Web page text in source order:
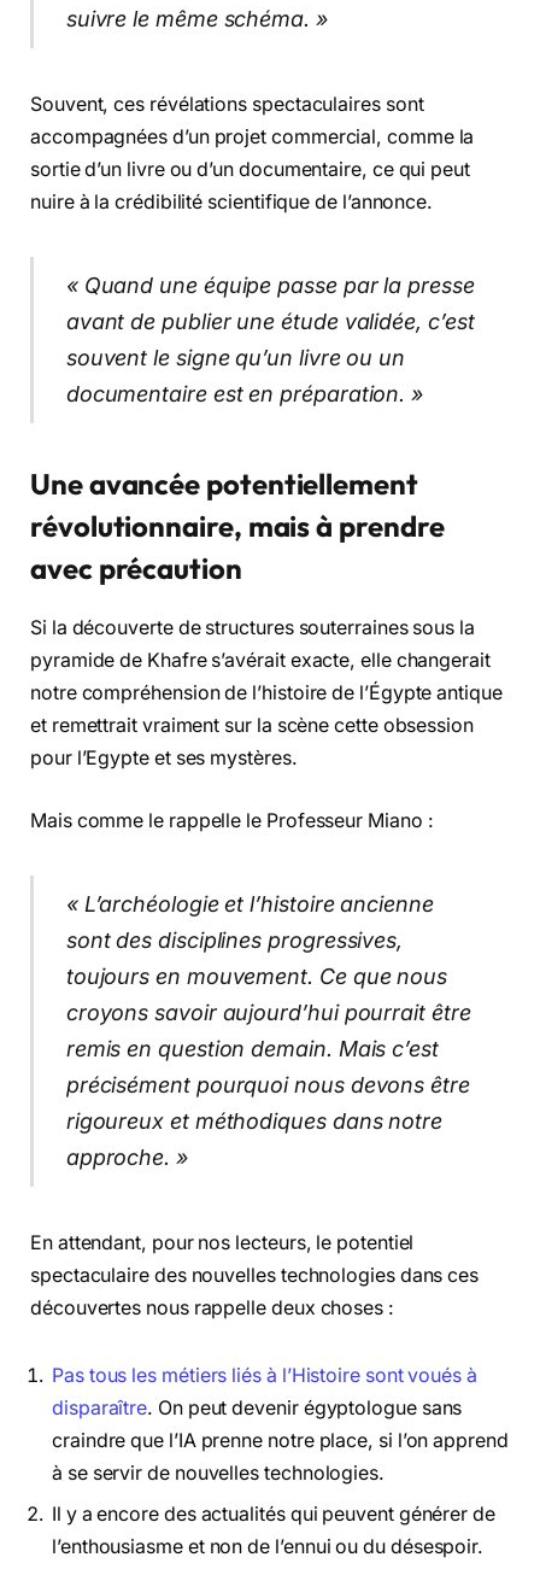
suivre le même schéma. »
Souvent, ces révélations spectaculaires sont
accompagnées d’un projet commercial, comme la
sortie d’un livre ou d’un documentaire, ce qui peut
nuire à la crédibilité scientifique de l’annonce.
« Quand une équipe passe par la presse
avant de publier une étude validée, c’est
souvent le signe qu’un livre ou un
documentaire est en préparation. »
Une avancée potentiellement
révolutionnaire, mais à prendre
avec précaution
Si la découverte de structures souterraines sous la
pyramide de Khafre s’avérait exacte, elle changerait
notre compréhension de l’histoire de l’Égypte antique
et remettrait vraiment sur la scène cette obsession
pour l’Egypte et ses mystères.
Mais comme le rappelle le Professeur Miano :
« L’archéologie et l’histoire ancienne
sont des disciplines progressives,
toujours en mouvement. Ce que nous
croyons savoir aujourd’hui pourrait être
remis en question demain. Mais c’est
précisément pourquoi nous devons être
rigoureux et méthodiques dans notre
approche. »
En attendant, pour nos lecteurs, le potentiel
spectaculaire des nouvelles technologies dans ces
découvertes nous rappelle deux choses :
Pas tous les métiers liés à l’Histoire sont voués à
disparaître. On peut devenir égyptologue sans
craindre que l’IA prenne notre place, si l’on apprend
à se servir de nouvelles technologies.
Il y a encore des actualités qui peuvent générer de
l’enthousiasme et non de l’ennui ou du désespoir.